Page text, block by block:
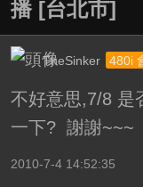
播 [台北市]
TheSinker 480i
不好意思,7/8 是
一下? 謝謝~~~
2010-7-4 14:52:35